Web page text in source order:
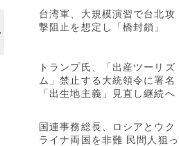
台湾軍、大規模演習で台北攻
撃阻止を想定し「橋封鎖」
トランプ氏、「出産ツーリズ
ム」禁止する大統領令に署名
「出生地主義」見直し継続へ
国連事務総長、ロシアとウク
ライナ両国を非難 民間人狙っ